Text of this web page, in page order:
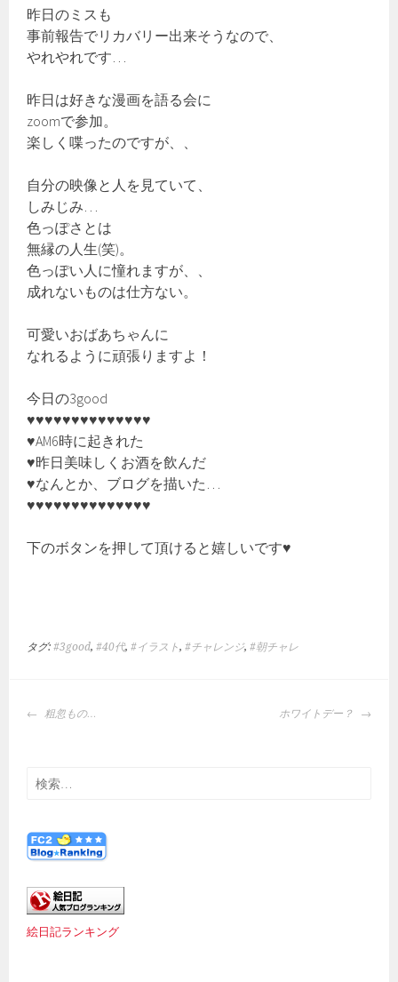
昨日のミスも
事前報告でリカバリー出来そうなので、
やれやれです…
昨日は好きな漫画を語る会に
zoomで参加。
楽しく喋ったのですが、、
自分の映像と人を見ていて、
しみじみ…
色っぽさとは
無縁の人生(笑)。
色っぽい人に憧れますが、、
成れないものは仕方ない。
可愛いおばあちゃんに
なれるように頑張りますよ！
今日の3good
♥♥♥♥♥♥♥♥♥♥♥♥♥♥
♥AM6時に起きれた
♥昨日美味しくお酒を飲んだ
♥なんとか、ブログを描いた…
♥♥♥♥♥♥♥♥♥♥♥♥♥♥
下のボタンを押して頂けると嬉しいです♥
タグ:#3good,#40代,#イラスト,#チャレンジ,#朝チャレ
投
ビ
ゲ
シ
ョ
ン
粗忽もの… ホワイトデー？
検
絵日記ランキング